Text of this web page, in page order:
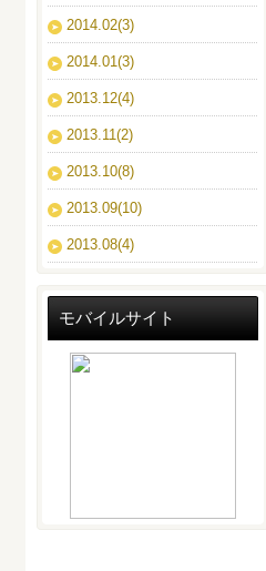
2014.02(3)
2014.01(3)
2013.12(4)
2013.11(2)
2013.10(8)
2013.09(10)
2013.08(4)
モバイルサイト